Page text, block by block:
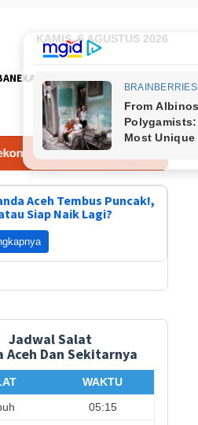
KAMIS, 6 AGUSTUS 2026
FOTO
Gebyar Kampung Merah
Unit
RI Tinjau
Kunjungan Ini
Percepat Proses
Rekon
Aceh Tembus Puncak!,
Siap Naik Lagi?
Jadwal Salat
Aceh Dan Sekitarnya
WAKTU
05:15